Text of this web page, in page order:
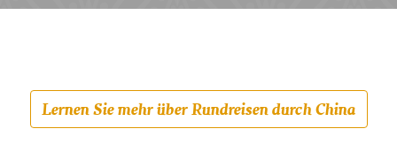
Lernen Sie mehr über Rundreisen durch China